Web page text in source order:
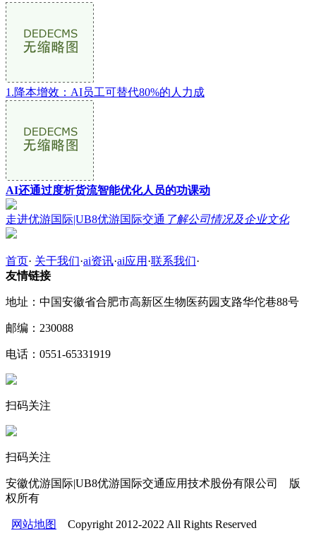
1.降本增效：AI员工可替代80%的人力成
AI还通过度析货流智能优化人员的功课动
走进优游国际|UB8优游国际交通 了解公司情况及企业文化
首页· 关于我们·ai资讯·ai应用 ·联系我们·
友情链接
地址：中国安徽省合肥市高新区生物医药园支路华佗巷88号
邮编：230088
电话：0551-65331919
扫码关注
扫码关注
安徽优游国际|UB8优游国际交通应用技术股份有限公司 版
权所有
网站地图 Copyright 2012-2022 All Rights Reserved